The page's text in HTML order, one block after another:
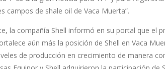
campos de shale oil de Vaca Muerta”.
la compañía Shell informó en su portal que el
aún más la posición de Shell en Vaca
de producción en crecimiento de manera